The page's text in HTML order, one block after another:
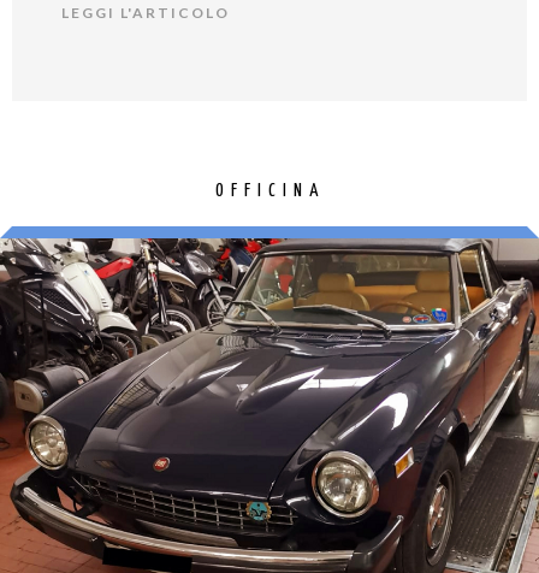
LEGGI L'ARTICOLO
OFFICINA